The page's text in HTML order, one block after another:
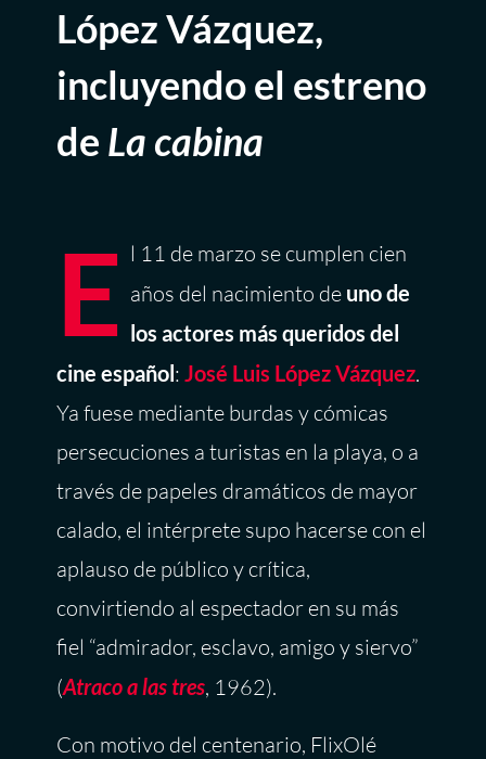
López Vázquez,
incluyendo el estreno
de La cabina
E l 11 de marzo se cumplen cien
años del nacimiento de uno de
los actores más queridos del
cine español:José Luis López Vázquez.
Ya fuese mediante burdas y cómicas
persecuciones a turistas en la playa, o a
través de papeles dramáticos de mayor
calado, el intérprete supo hacerse con el
aplauso de público y crítica,
convirtiendo al espectador en su más
fiel “admirador, esclavo, amigo y siervo”
(Atraco a las tres, 1962).
Con motivo del centenario, FlixOlé